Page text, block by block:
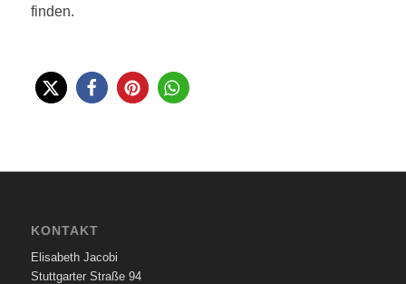
finden.
KONTAKT
Elisabeth Jacobi
Stuttgarter Straße 94